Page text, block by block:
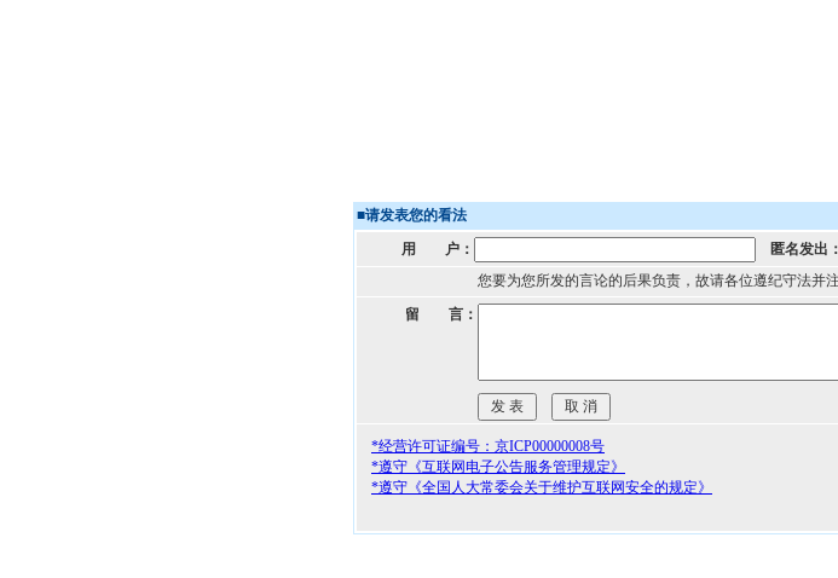
■请发表您的看法
用 户：
匿名发出：
您要为您所发的言论的后果负责，故请各位遵纪守法并注
留 言：
*经营许可证编号：京ICP00000008号
*遵守《互联网电子公告服务管理规定》
*遵守《全国人大常委会关于维护互联网安全的规定》